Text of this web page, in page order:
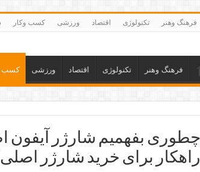
فرهنگ وهنر تکنولوژی اقتصاد ورزشی کسب وکار
فرهنگ وهنر تکنولوژی اقتصاد ورزشی کسب
راهکار برای خرید شارژر اصلی